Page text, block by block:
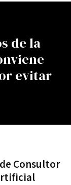
de la
evitar
Consultor